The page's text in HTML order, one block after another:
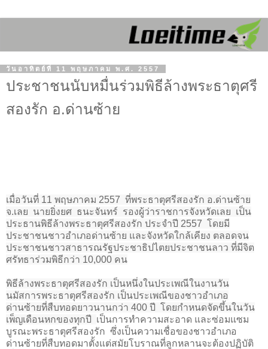
วันอาทิตย์ที่ 11 พฤษภาคม พ.ศ. 2557
ประชาชนนับหมื่นร่วมพิธีล้างพระธาตุศรี
สองรัก อ.ด่านซ้าย
เมื่อวันที่ 11 พฤษภาคม 2557 ที่พระธาตุศรีสองรัก อ.ด่านซ้าย
จ.เลย นายยิ่งยศ ธนะจันทร์ รองผู้ว่าราชการจังหวัดเลย เป็น
ประธานพิธีล้างพระธาตุศรีสองรัก ประจำปี 2557 โดยมี
ประชาชนชาวอำเภอด่านซ้าย และจังหวัดใกล้เคียง ตลอดจน
ประชาชนชาวสาธารณรัฐประชาธิปไตยประชาชนลาว ที่มีจิต
ศรัทธาร่วมพิธีกว่า 10,000 คน
พิธีล้างพระธาตุศรีสองรัก เป็นหนึ่งในประเพณีในงานวัน
นมัสการพระธาตุศรีสองรัก เป็นประเพณีของชาวอำเภอ
ด่านซ้ายที่สืบทอดยาวนานกว่า 400 ปี โดยกำหนดจัดขึ้นในวัน
เพ็ญเดือนหกของทุกปี เป็นการทำความสะอาด และซ่อมแซม
บูรณะพระธาตุศรีสองรัก ซึ่งเป็นความเชื่อของชาวอำเภอ
ด่านซ้ายที่สืบทอดมาตั้งแต่สมัยโบราณที่ลูกหลานจะต้องปฏิบัติ